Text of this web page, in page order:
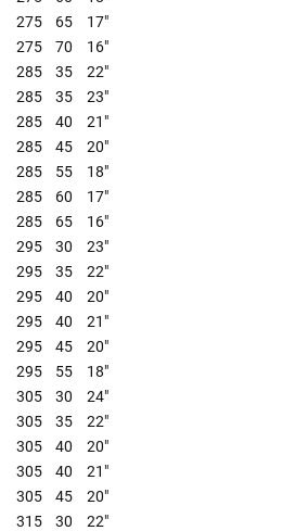
275
65
17"
275
70
16"
285
35
22"
285
35
23"
285
40
21"
285
45
20"
285
55
18"
285
60
17"
285
65
16"
295
30
23"
295
35
22"
295
40
20"
295
40
21"
295
45
20"
295
55
18"
305
30
24"
305
35
22"
305
40
20"
305
40
21"
305
45
20"
315
30 22"